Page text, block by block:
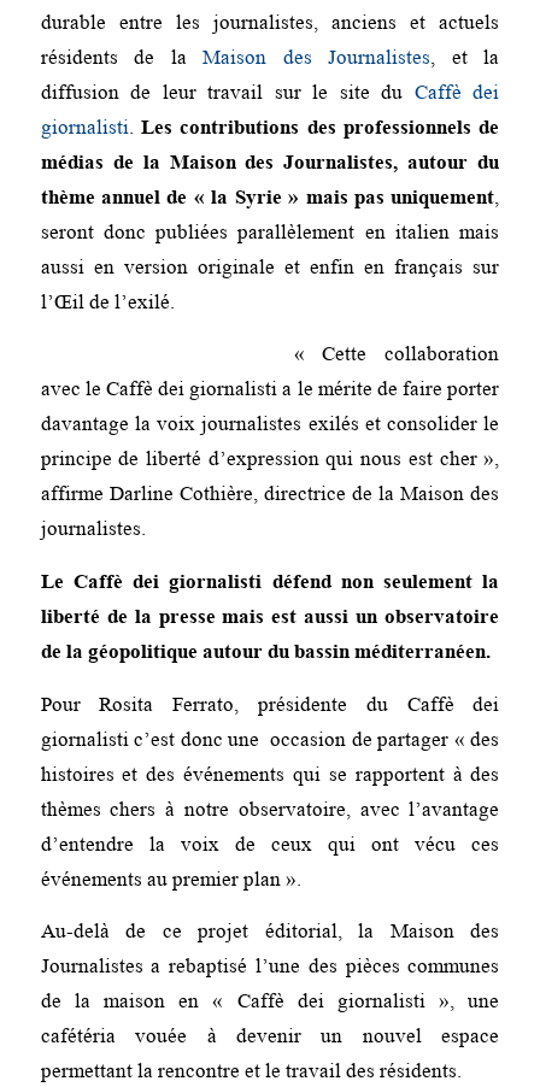
durable entre les journalistes, anciens et actuels
résidents de laMaison des Journalistes , et la
diffusion de leur travail sur le site du Caffè dei
giornalisti Les contributions des professionnels de
médias de la Maison des Journalistes, autour du
thème annuel de « la Syrie » mais pas uniquement
seront donc publiées parallèlement en italien mais
aussi en version originale et enfin en français sur
l’Œil de l’exilé.
« Cette collaboration
avec le Caffè dei giornalisti a le mérite de faire porter
davantage la voix journalistes exilés et consolider le
principe de liberté d’expression qui nous est cher »,
affirme Darline Cothière, directrice de la Maison des
journalistes.
Le Caffè dei giornalisti défend non seulement la
liberté de la presse mais est aussi un observatoire
de la géopolitique autour du bassin méditerranéen.
Pour Rosita Ferrato, présidente du Caffè dei
giornalisti c’est donc une occasion de partager « des
histoires et des événements qui se rapportent à des
thèmes chers à notre observatoire, avec l’avantage
d’entendre la voix de ceux qui ont vécu ces
événements au premier plan ».
Au-delà de ce projet éditorial, la Maison des
Journalistes a rebaptisé l’une des pièces communes
de la maison en « Caffè dei giornalisti », une
cafétéria vouée à devenir un nouvel espace
permettant la rencontre et le travail des résidents.